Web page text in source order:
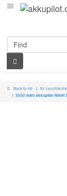
Back to list für Leuchten
3500 mAh akkupilot NimH